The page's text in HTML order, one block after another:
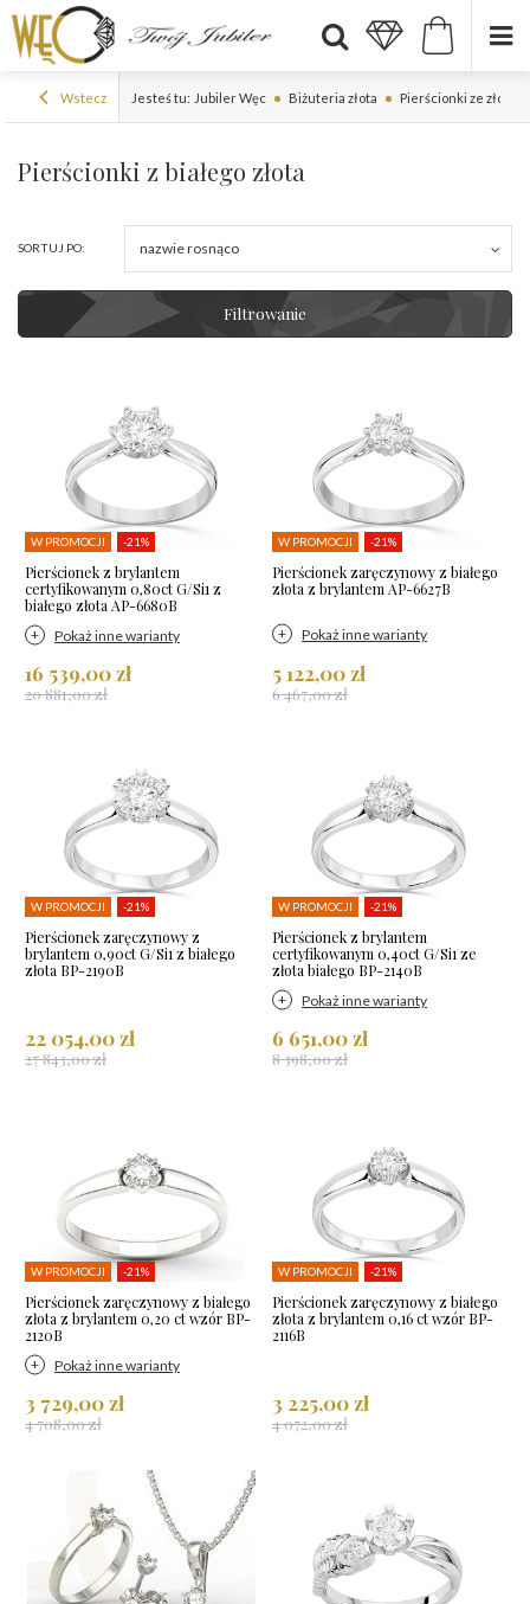
Wstecz Jesteś tu: Jubiler Węc Biżuteria złota Pierścionki ze złota
Pierścionki z białego złota
SORTUJ PO: nazwie rosnąco
Filtrowanie
W PROMOCJI -21%
Pierścionek z brylantem
certyfikowanym 0,80ct G/Si1 z
białego złota AP-6680B
Pokaż inne warianty
16 539,00 zł
20 881,00 zł
W PROMOCJI -21%
Pierścionek zaręczynowy z białego
złota z brylantem AP-6627B
Pokaż inne warianty
5 122,00 zł
6 467,00 zł
W PROMOCJI -21%
Pierścionek zaręczynowy z
brylantem 0,90ct G/Si1 z białego
złota BP-2190B
22 054,00 zł
27 843,00 zł
W PROMOCJI -21%
Pierścionek z brylantem
certyfikowanym 0,40ct G/Si1 ze
złota białego BP-2140B
Pokaż inne warianty
6 651,00 zł
8 398,00 zł
W PROMOCJI -21%
Pierścionek zaręczynowy z białego
złota z brylantem 0,20 ct wzór BP-
2120B
Pokaż inne warianty
3 729,00 zł
4 708,00 zł
W PROMOCJI -21%
Pierścionek zaręczynowy z białego
złota z brylantem 0,16 ct wzór BP-
2116B
3 225,00 zł
4 072,00 zł